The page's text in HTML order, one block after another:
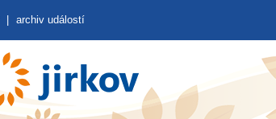
archiv událostí